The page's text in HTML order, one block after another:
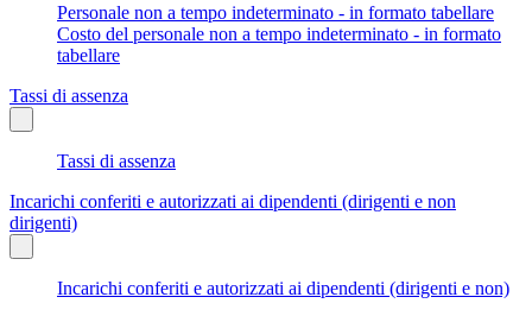
Personale non a tempo indeterminato - in formato tabellare
Costo del personale non a tempo indeterminato - in formato
tabellare
Tassi di assenza
Tassi di assenza
Incarichi conferiti e autorizzati ai dipendenti (dirigenti e non
dirigenti)
Incarichi conferiti e autorizzati ai dipendenti (dirigenti e non)